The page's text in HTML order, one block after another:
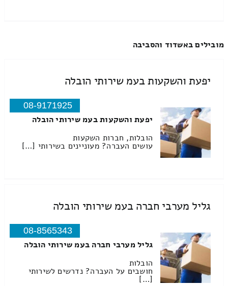
מובילים באשדוד והסביבה
יפעת והשקעות בעמ שירותי הובלה
08-9171925
יפעת והשקעות בעמ שירותי הובלה
הובלות, חברות השקעות
עושים העברה? מעוניינים בשירותי […]
גליל מערבי חברה בעמ שירותי הובלה
08-8565343
גליל מערבי חברה בעמ שירותי הובלה
הובלות
חושבים על העברה? נדרשים לשירותי
[…]